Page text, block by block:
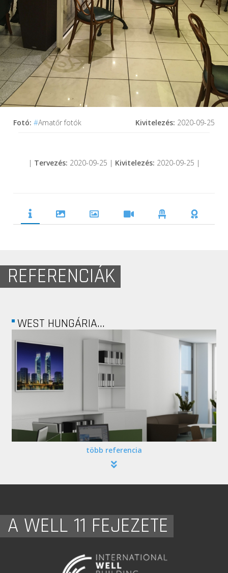
Fotó:#Amatőr fotók Kivitelezés: 2020-09-25
| Tervezés: 2020-09-25 | Kivitelezés: 2020-09-25 |
REFERENCIÁK
ERSTE INGATLAN...
több referencia
A WELL 11 FEJEZETE